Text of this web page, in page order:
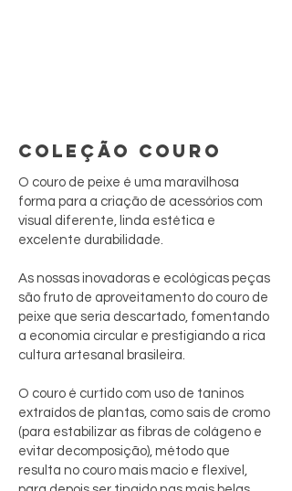
COLEÇÃO COURO
O couro de peixe é uma maravilhosa
forma para a criação de acessórios com
visual diferente, linda estética e
excelente durabilidade.
As nossas inovadoras e ecológicas peças
são fruto de aproveitamento do couro de
peixe que seria descartado, fomentando
a economia circular e prestigiando a rica
cultura artesanal brasileira.
O couro é curtido com uso de taninos
extraídos de plantas, como sais de cromo
(para estabilizar as fibras de colágeno e
evitar decomposição), método que
resulta no couro mais macio e flexível,